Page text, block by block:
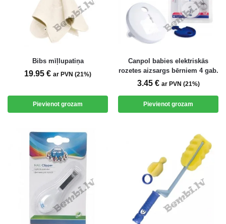
Bibs mīļlupatiņa
19.95 € ar PVN (21%)
Pievienot grozam
Canpol babies elektriskās
rozetes aizsargs bērniem 4 gab.
3.45 € ar PVN (21%)
Pievienot grozam